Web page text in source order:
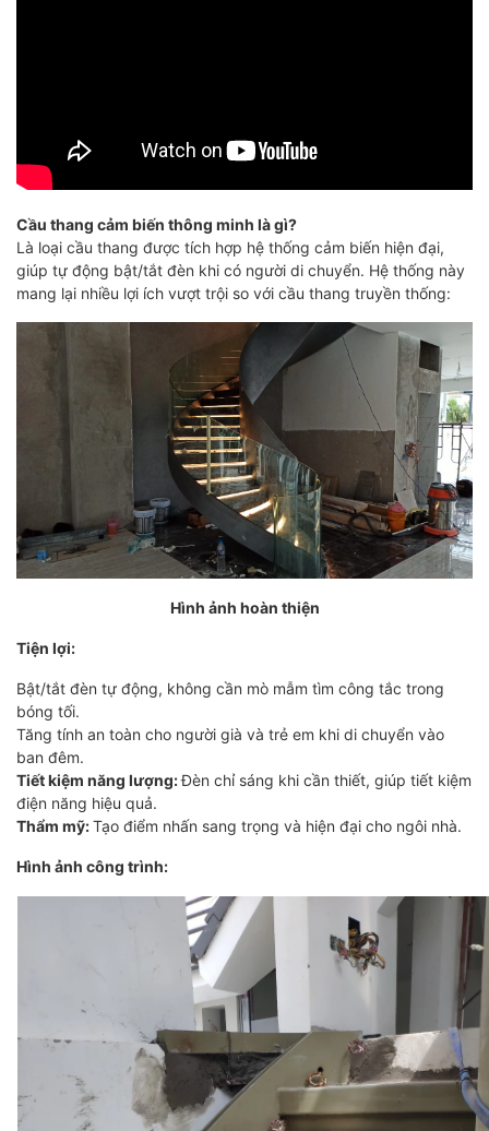
Cầu thang cảm biến thông minh là gì?
Là loại cầu thang được tích hợp hệ thống cảm biến hiện đại,
giúp tự động bật/tắt đèn khi có người di chuyển. Hệ thống này
mang lại nhiều lợi ích vượt trội so với cầu thang truyền thống:
Hình ảnh hoàn thiện
Tiện lợi:
Bật/tắt đèn tự động, không cần mò mẫm tìm công tắc trong
bóng tối.
Tăng tính an toàn cho người già và trẻ em khi di chuyển vào
ban đêm.
Tiết kiệm năng lượng:Đèn chỉ sáng khi cần thiết, giúp tiết kiệm
điện năng hiệu quả.
Thẩm mỹ:Tạo điểm nhấn sang trọng và hiện đại cho ngôi nhà.
Hình ảnh công trình: